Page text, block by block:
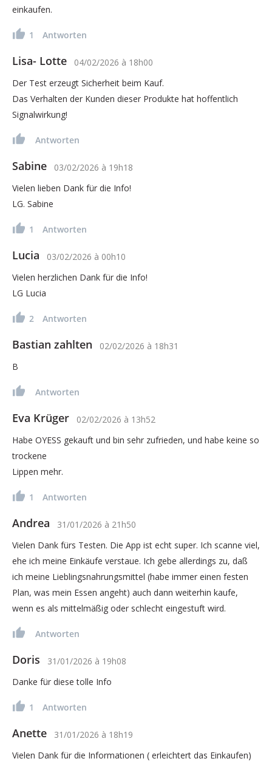
einkaufen.
1 Antworten
Lisa- Lotte 04/02/2026 à 18h00
Der Test erzeugt Sicherheit beim Kauf.
Das Verhalten der Kunden dieser Produkte hat hoffentlich
Signalwirkung!
Antworten
Sabine 03/02/2026 à 19h18
Vielen lieben Dank für die Info!
LG. Sabine
1 Antworten
Lucia 03/02/2026 à 00h10
Vielen herzlichen Dank für die Info!
LG Lucia
2 Antworten
Bastian zahlten 02/02/2026 à 18h31
B
Antworten
Eva Krüger 02/02/2026 à 13h52
Habe OYESS gekauft und bin sehr zufrieden, und habe keine so
trockene
Lippen mehr.
1 Antworten
Andrea 31/01/2026 à 21h50
Vielen Dank fürs Testen. Die App ist echt super. Ich scanne viel,
ehe ich meine Einkäufe verstaue. Ich gebe allerdings zu, daß
ich meine Lieblingsnahrungsmittel (habe immer einen festen
Plan, was mein Essen angeht) auch dann weiterhin kaufe,
wenn es als mittelmäßig oder schlecht eingestuft wird.
Antworten
Doris 31/01/2026 à 19h08
Danke für diese tolle Info
1 Antworten
Anette 31/01/2026 à 18h19
Vielen Dank für die Informationen ( erleichtert das Einkaufen)